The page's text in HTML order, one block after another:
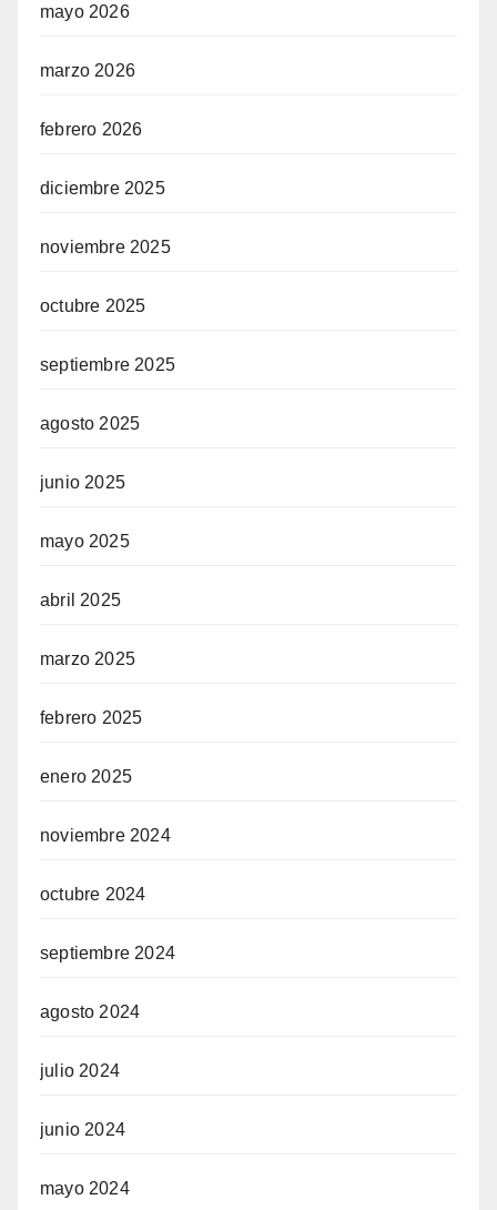
mayo 2026
marzo 2026
febrero 2026
diciembre 2025
noviembre 2025
octubre 2025
septiembre 2025
agosto 2025
junio 2025
mayo 2025
abril 2025
marzo 2025
febrero 2025
enero 2025
noviembre 2024
octubre 2024
septiembre 2024
agosto 2024
julio 2024
junio 2024
mayo 2024